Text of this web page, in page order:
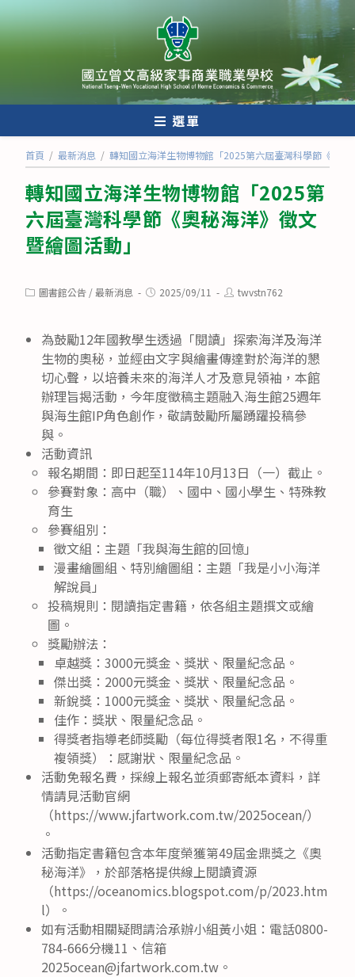
跳
轉
至
內
選單
首頁 / 最新消息 / 轉知國立海洋生物博物館「2025第六屆臺灣科學節《奧秘
轉知國立海洋生物博物館「2025第
六屆臺灣科學節《奧秘海洋》徵文
暨繪圖活動」
Post圖書館公告 /最新消息
Post2025/09/11
Posttwvstn762
為鼓勵12年國教學生透過「閱讀」探索海洋及海洋
生物的奧秘，並經由文字與繪畫傳達對於海洋的懇
切心聲，以培養未來的海洋人才及意見領袖，本館
辦理旨揭活動，今年度徵稿主題融入海生館25週年
與海生館IP角色創作，敬請鼓勵所屬踴躍投稿參
與。
活動資訊
報名期間：即日起至114年10月13日（一）截止。
參賽對象：高中（職）、國中、國小學生、特殊教
育生
參賽組別：
徵文組：主題「我與海生館的回憶」
漫畫繪圖組、特別繪圖組：主題「我是小小海洋
解說員」
投稿規則：閱讀指定書籍，依各組主題撰文或繪
圖。
獎勵辦法：
卓越獎：3000元獎金、獎狀、限量紀念品。
傑出獎：2000元獎金、獎狀、限量紀念品。
新銳獎：1000元獎金、獎狀、限量紀念品。
佳作：獎狀、限量紀念品。
得獎者指導老師獎勵（每位得獎者限1名，不得重
複領獎）：感謝狀、限量紀念品。
活動免報名費，採線上報名並須郵寄紙本資料，詳
情請見活動官網
（https://www.jfartwork.com.tw/2025ocean/）
。
活動指定書籍包含本年度榮獲第49屆金鼎獎之《奧
秘海洋》，於部落格提供線上閱讀資源
（https://oceanomics.blogspot.com/p/2023.htm
l）。
如有活動相關疑問請洽承辦小組黃小姐：電話0800-
784-666分機11、信箱
2025ocean@jfartwork.com.tw。